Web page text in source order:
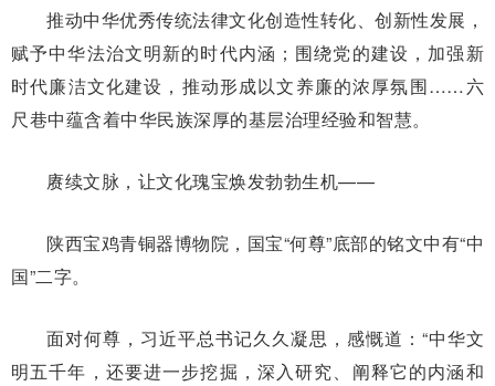
推动中华优秀传统法律文化创造性转化、创新性发展，
赋予中华法治文明新的时代内涵；围绕党的建设，加强新
时代廉洁文化建设，推动形成以文养廉的浓厚氛围……六
尺巷中蕴含着中华民族深厚的基层治理经验和智慧。
赓续文脉，让文化瑰宝焕发勃勃生机——
陕西宝鸡青铜器博物院，国宝“何尊”底部的铭文中有“中
国”二字。
面对何尊，习近平总书记久久凝思，感慨道：“中华文
明五千年，还要进一步挖掘，深入研究、阐释它的内涵和